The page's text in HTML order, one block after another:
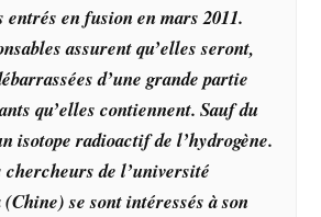
entrés en fusion en mars 2011.
assurent qu’elles seront,
d’une grande partie
qu’elles contiennent. Sauf du
isotope radioactif de l’hydrogène.
chercheurs de l’université
(Chine) se sont intéressés à son